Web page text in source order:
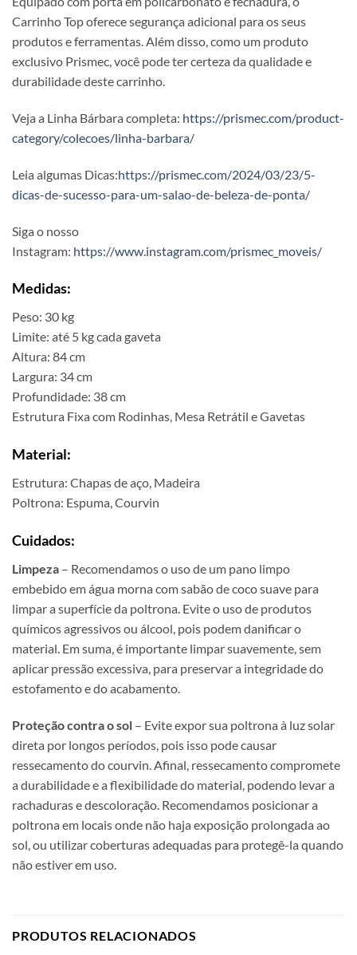
Carrinho Top oferece segurança adicional para os seus
produtos e ferramentas. Além disso, como um produto
exclusivo Prismec, você pode ter certeza da qualidade e
durabilidade deste carrinho.
Veja a Linha Bárbara completa: https://prismec.com/product-
category/colecoes/linha-barbara/
Leia algumas Dicas:https://prismec.com/2024/03/23/5-
dicas-de-sucesso-para-um-salao-de-beleza-de-ponta/
Siga o nosso
Instagram: https://www.instagram.com/prismec_moveis/
Medidas:
Peso: 30 kg
Limite: até 5 kg cada gaveta
Altura: 84 cm
Largura: 34 cm
Profundidade: 38 cm
Estrutura Fixa com Rodinhas, Mesa Retrátil e Gavetas
Material:
Estrutura: Chapas de aço, Madeira
Poltrona: Espuma, Courvin
Cuidados:
Limpeza – Recomendamos o uso de um pano limpo
embebido em água morna com sabão de coco suave para
limpar a superfície da poltrona. Evite o uso de produtos
químicos agressivos ou álcool, pois podem danificar o
material. Em suma, é importante limpar suavemente, sem
aplicar pressão excessiva, para preservar a integridade do
estofamento e do acabamento.
Proteção contra o sol – Evite expor sua poltrona à luz solar
direta por longos períodos, pois isso pode causar
ressecamento do courvin. Afinal, ressecamento compromete
a durabilidade e a flexibilidade do material, podendo levar a
rachaduras e descoloração. Recomendamos posicionar a
poltrona em locais onde não haja exposição prolongada ao
sol, ou utilizar coberturas adequadas para protegê-la quando
não estiver em uso.
PRODUTOS RELACIONADOS